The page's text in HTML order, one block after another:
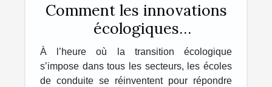
Comment les innovations
écologiques
transforment-elles les
écoles de conduite ?
À l’heure où la transition écologique
s’impose dans tous les secteurs, les écoles
de conduite se réinventent pour répondre